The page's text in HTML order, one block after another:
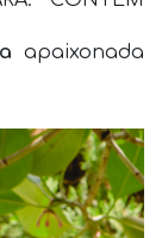
apaixonada